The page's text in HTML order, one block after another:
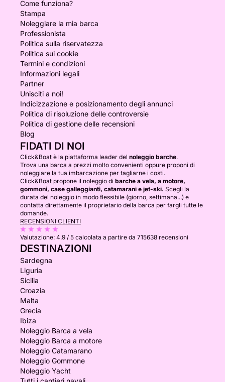
Come funziona?
Stampa
Noleggiare la mia barca
Professionista
Politica sulla riservatezza
Politica sui cookie
Termini e condizioni
Informazioni legali
Partner
Unisciti a noi!
Indicizzazione e posizionamento degli annunci
Politica di risoluzione delle controversie
Politica di gestione delle recensioni
Blog
FIDATI DI NOI
Click&Boat è la piattaforma leader del noleggio barche.
Trova una barca a prezzi molto convenienti oppure proponi di
noleggiare la tua imbarcazione per tagliarne i costi.
Click&Boat propone il noleggio di barche a vela, a motore,
gommoni, case galleggianti, catamarani e jet-ski. Scegli la
durata del noleggio in modo flessibile (giorno, settimana...) e
contatta direttamente il proprietario della barca per fargli tutte le
domande.
RECENSIONI CLIENTI
Valutazione: 4.9 / 5 calcolata a partire da 715638 recensioni
DESTINAZIONI
Sardegna
Liguria
Sicilia
Croazia
Malta
Grecia
Ibiza
Noleggio Barca a vela
Noleggio Barca a motore
Noleggio Catamarano
Noleggio Gommone
Noleggio Yacht